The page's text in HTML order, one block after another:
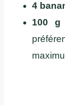
4
100 g